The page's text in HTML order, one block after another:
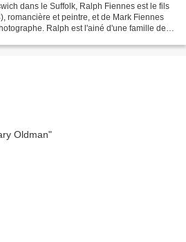
dans le Suffolk, Ralph Fiennes est le fils
romancière et peintre, et de Mark Fiennes
Ralph est l'ainé d'une famille de